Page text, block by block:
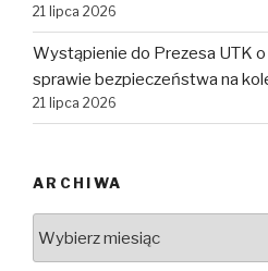
21 lipca 2026
Wystąpienie do Prezesa UTK
sprawie bezpieczeństwa na
21 lipca 2026
ARCHIWA